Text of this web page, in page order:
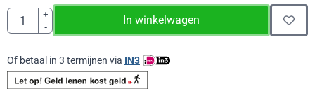
Aantal
+
-
In winkelwagen
Of betaal in 3 termijnen via IN3